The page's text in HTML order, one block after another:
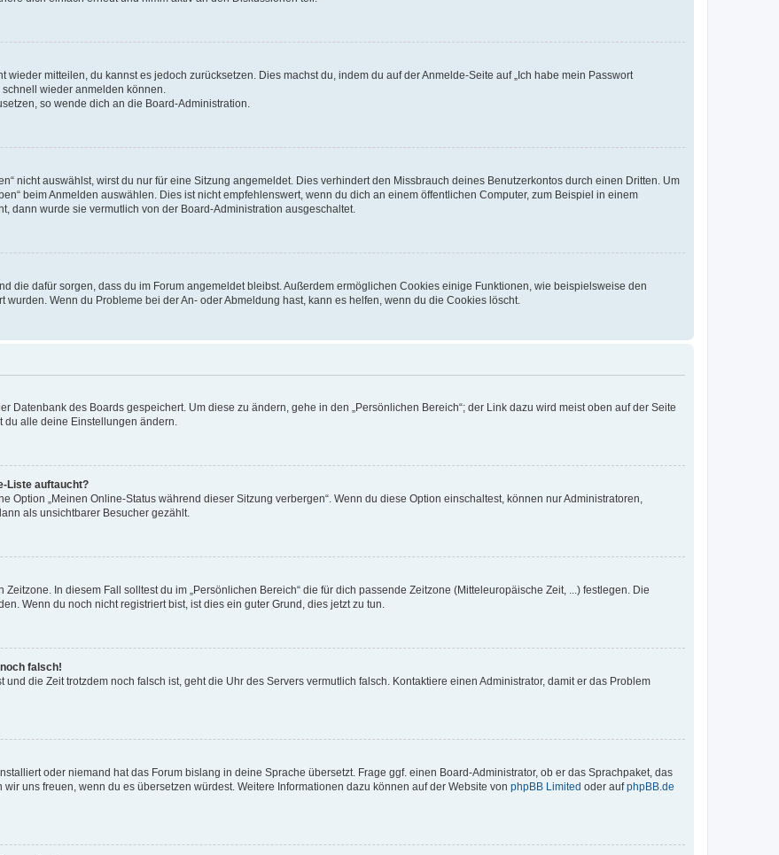
mitteilen, du kannst es jedoch zurücksetzen. Dies machst du, indem du auf der Anmelde-Seite auf „Ich habe mein Passwort
wieder anmelden können.
so wende dich an die Board-Administration.
nicht auswählst, wirst du nur für eine Sitzung angemeldet. Dies verhindert den Missbrauch deines Benutzerkontos durch einen Dritten. Um
beim Anmelden auswählen. Dies ist nicht empfehlenswert, wenn du dich an einem öffentlichen Computer, zum Beispiel in einem
dann wurde sie vermutlich von der Board-Administration ausgeschaltet.
die dafür sorgen, dass du im Forum angemeldet bleibst. Außerdem ermöglichen Cookies einige Funktionen, wie beispielsweise den
wurden. Wenn du Probleme bei der An- oder Abmeldung hast, kann es helfen, wenn du die Cookies löscht.
Datenbank des Boards gespeichert. Um diese zu ändern, gehe in den „Persönlichen Bereich“; der Link dazu wird meist oben auf der Seite
alle deine Einstellungen ändern.
Liste auftaucht?
„Meinen Online-Status während dieser Sitzung verbergen“. Wenn du diese Option einschaltest, können nur Administratoren,
als unsichtbarer Besucher gezählt.
In diesem Fall solltest du im „Persönlichen Bereich“ die für dich passende Zeitzone (Mitteleuropäische Zeit, ...) festlegen. Die
Wenn du noch nicht registriert bist, ist dies ein guter Grund, dies jetzt zu tun.
falsch!
die Zeit trotzdem noch falsch ist, geht die Uhr des Servers vermutlich falsch. Kontaktiere einen Administrator, damit er das Problem
oder niemand hat das Forum bislang in deine Sprache übersetzt. Frage ggf. einen Board-Administrator, ob er das Sprachpaket, das
uns freuen, wenn du es übersetzen würdest. Weitere Informationen dazu können auf der Website von phpBB Limited oder aufphpBB.de